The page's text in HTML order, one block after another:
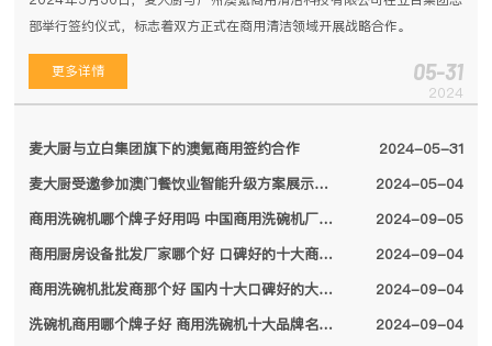
部举行签约仪式，标志着双方正式在商用清洁领域开展战略合作。
更多详情 05-31
2024
麦大厨与立白集团旗下的澳氪商用签约合作
2024-05-31
麦大厨受邀参加澳门餐饮业智能升级方案展示会，备受特区领导关注
2024-05-04
商用洗碗机哪个牌子好用吗 中国商用洗碗机厂家排名前十名单2024
2024-09-05
商用厨房设备批发厂家哪个好 口碑好的十大商用厨房设备厂家名单2024
2024-09-04
商用洗碗机批发商那个好 国内十大口碑好的大型商用洗碗机厂家名单2024
2024-09-04
洗碗机商用哪个牌子好 商用洗碗机十大品牌名单2024
2024-09-04